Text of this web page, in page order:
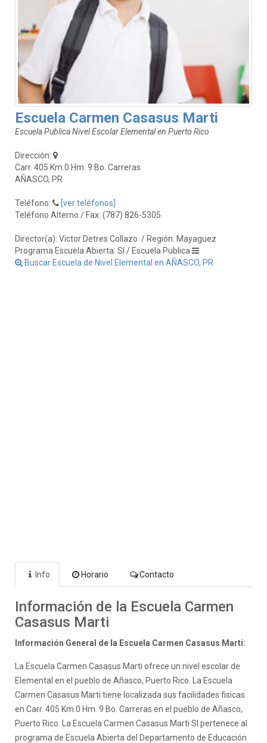
Escuela Carmen Casasus Marti
Escuela Publica Nivel Escolar Elemental en Puerto Rico
Dirección:
Carr. 405 Km.0 Hm. 9 Bo. Carreras
AÑASCO, PR
Teléfono:
[ver teléfonos]
Teléfono Alterno / Fax: (787) 826-5305
Director(a): Victor Detres Collazo / Región: Mayaguez
Programa Escuela Abierta: SI / Escuela Publica
Buscar Escuela de Nivel Elemental en AÑASCO, PR
Info Horario Contacto
Información de la Escuela Carmen
Casasus Marti
Información General de la Escuela Carmen Casasus Marti:
La Escuela Carmen Casasus Marti ofrece un nivel escolar de
Elemental en el pueblo de Añasco, Puerto Rico. La Escuela
Carmen Casasus Marti tiene localizada sus facilidades fisicas
en Carr. 405 Km.0 Hm. 9 Bo. Carreras en el pueblo de Añasco,
Puerto Rico. La Escuela Carmen Casasus Marti SI pertenece al
programa de Escuela Abierta del Departamento de Educación